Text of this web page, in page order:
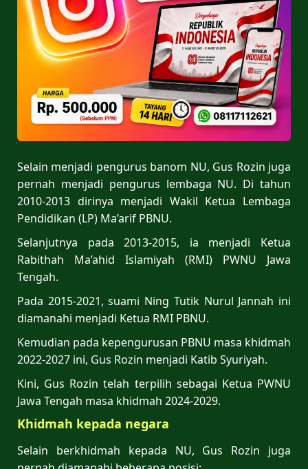
Selain menjadi pengurus banom NU, Gus Rozin juga
pernah menjadi pengurus lembaga NU. Di tahun
2010-2013 dirinya menjadi Wakil Ketua Lembaga
Pendidikan (LP) Ma’arif PBNU.
Selanjutnya pada 2013-2015, ia menjadi Ketua
Rabithah Ma’ahid Islamiyah (RMI) PWNU Jawa
Tengah.
Pada 2015-2021, suami Ning Tutik Nurul Jannah ini
diamanahi menjadi Ketua RMI PBNU.
Kemudian pada kepengurusan PBNU masa khidmah
2022-2027 ini, Gus Rozin menjadi Katib Syuriyah.
Kini, Gus Rozin telah terpilih sebagai Ketua PWNU
Jawa Tengah masa khidmah 2024-2029.
Khidmah kepada negara
Selain berkhidmah kepada NU, Gus Rozin juga